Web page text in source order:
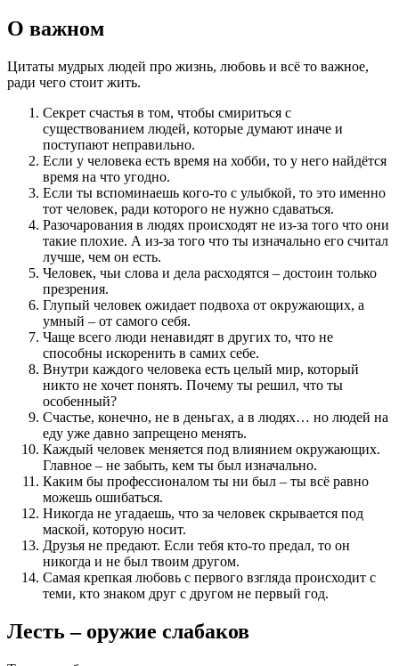
О важном
Цитаты мудрых людей про жизнь, любовь и всё то важное,
ради чего стоит жить.
Секрет счастья в том, чтобы смириться с
существованием людей, которые думают иначе и
поступают неправильно.
Если у человека есть время на хобби, то у него найдётся
время на что угодно.
Если ты вспоминаешь кого-то с улыбкой, то это именно
тот человек, ради которого не нужно сдаваться.
Разочарования в людях происходят не из-за того что они
такие плохие. А из-за того что ты изначально его считал
лучше, чем он есть.
Человек, чьи слова и дела расходятся – достоин только
презрения.
Глупый человек ожидает подвоха от окружающих, а
умный – от самого себя.
Чаще всего люди ненавидят в других то, что не
способны искоренить в самих себе.
Внутри каждого человека есть целый мир, который
никто не хочет понять. Почему ты решил, что ты
особенный?
Счастье, конечно, не в деньгах, а в людях… но людей на
еду уже давно запрещено менять.
Каждый человек меняется под влиянием окружающих.
Главное – не забыть, кем ты был изначально.
Каким бы профессионалом ты ни был – ты всё равно
можешь ошибаться.
Никогда не угадаешь, что за человек скрывается под
маской, которую носит.
Друзья не предают. Если тебя кто-то предал, то он
никогда и не был твоим другом.
Самая крепкая любовь с первого взгляда происходит с
теми, кто знаком друг с другом не первый год.
Лесть – оружие слабаков